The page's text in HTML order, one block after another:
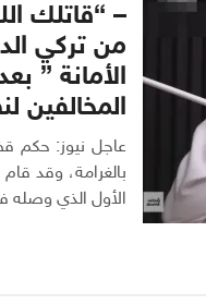
– “قاتلك
من تركي
الأمانة ”
المخالفين
عاجل نيوز: حكم
بالغرامة، وقد
الأول الذي وصله